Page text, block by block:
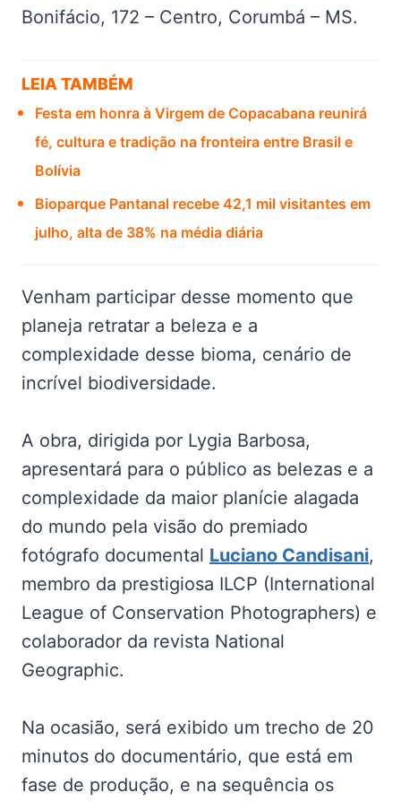
Bonifácio, 172 – Centro, Corumbá – MS.
LEIA TAMBÉM
Festa em honra à Virgem de Copacabana reunirá
fé, cultura e tradição na fronteira entre Brasil e
Bolívia
Bioparque Pantanal recebe 42,1 mil visitantes em
julho, alta de 38% na média diária
Venham participar desse momento que
planeja retratar a beleza e a
complexidade desse bioma, cenário de
incrível biodiversidade.
A obra, dirigida por Lygia Barbosa,
apresentará para o público as belezas e a
complexidade da maior planície alagada
do mundo pela visão do premiado
fotógrafo documental Luciano Candisani,
membro da prestigiosa ILCP (International
League of Conservation Photographers) e
colaborador da revista National
Geographic.
Na ocasião, será exibido um trecho de 20
minutos do documentário, que está em
fase de produção, e na sequência os